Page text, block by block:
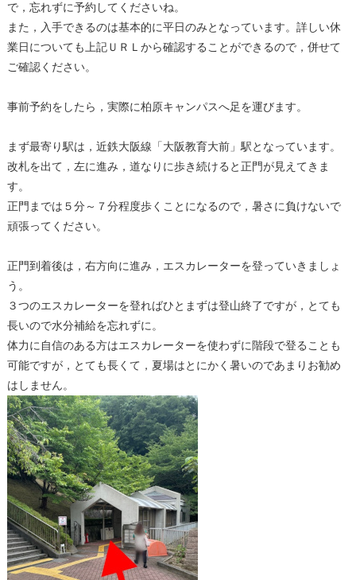
で，忘れずに予約してくださいね。
また，入手できるのは基本的に平日のみとなっています。詳しい休
業日についても上記ＵＲＬから確認することができるので，併せて
ご確認ください。
事前予約をしたら，実際に柏原キャンパスへ足を運びます。
まず最寄り駅は，近鉄大阪線「大阪教育大前」駅となっています。
改札を出て，左に進み，道なりに歩き続けると正門が見えてきま
す。
正門までは５分～７分程度歩くことになるので，暑さに負けないで
頑張ってください。
正門到着後は，右方向に進み，エスカレーターを登っていきましょ
う。
３つのエスカレーターを登ればひとまずは登山終了ですが，とても
長いので水分補給を忘れずに。
体力に自信のある方はエスカレーターを使わずに階段で登ることも
可能ですが，とても長くて，夏場はとにかく暑いのであまりお勧め
はしません。